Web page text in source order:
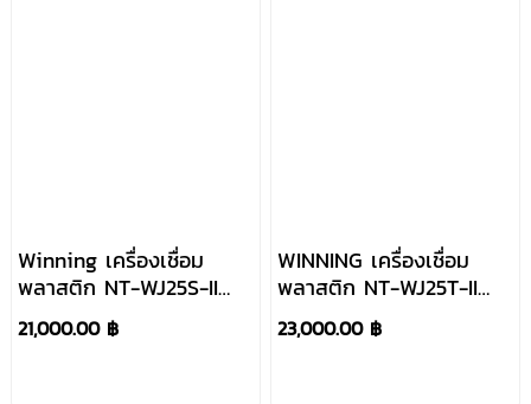
Winning เครื่องเชื่อม
พลาสติก NT-WJ25S-II
(Single)
21,000.00 ฿
WINNING เครื่องเชื่อม
พลาสติก NT-WJ25T-II
(TWIN)
23,000.00 ฿